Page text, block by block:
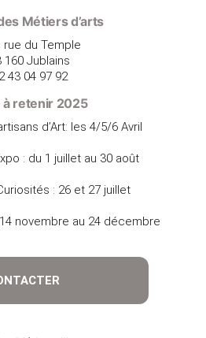
Métiers d’arts
rue du Temple
160 Jublains
43 04 97 92
à retenir 2025
d’Art: les 4/5/6 Avril
: du 1 juillet au 30 août
: 26 et 27 juillet
novembre au 24 décembre